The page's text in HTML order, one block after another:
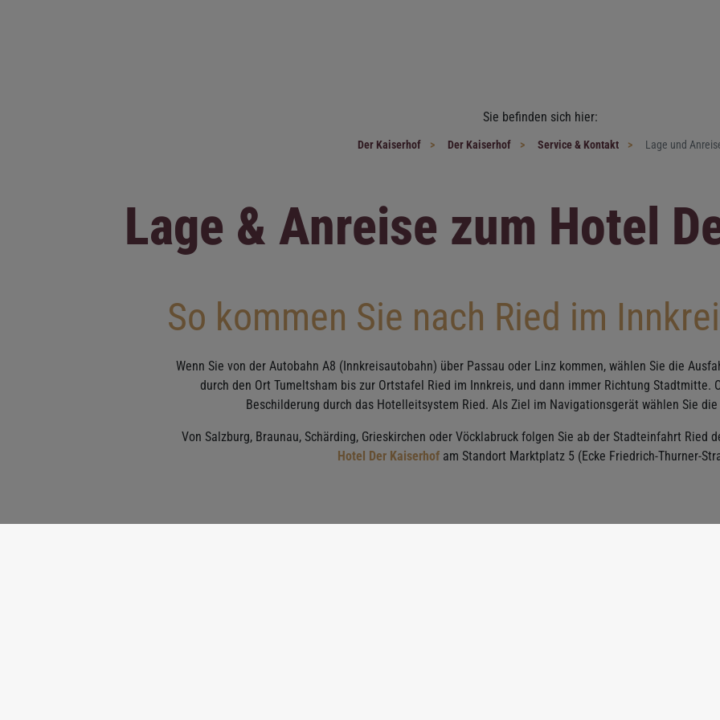
Sie befinden sich hier:
Der Kaiserhof Der Kaiserhof Service & Kontakt Lage und
Lage & Anreise zum Hotel
So kommen Sie nach Ried im
Wenn Sie von der Autobahn A8 (Innkreisautobahn) über Passau oder Linz kommen, wählen Sie die
durch den Ort Tumeltsham bis zur Ortstafel Ried im Innkreis, und dann immer Richtung Stadtmitte.
Beschilderung durch das Hotelleitsystem Ried. Als Ziel im Navigationsgerät wählen Sie die
Von Salzburg, Braunau, Schärding, Grieskirchen oder Vöcklabruck folgen Sie ab der Stadteinfahrt Ried
Hotel Der Kaiserhof am Standort Marktplatz 5 (Ecke Friedrich-Thurner-